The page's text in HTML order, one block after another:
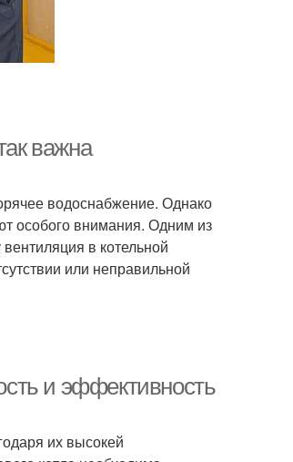
важна
водоснабжение. Однако
особого внимания. Одним из
в котельной
или неправильной
и эффективность
их высокей